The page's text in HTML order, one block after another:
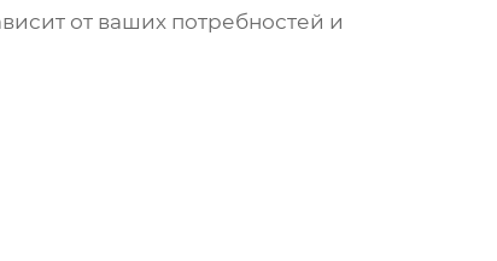
от ваших потребностей и